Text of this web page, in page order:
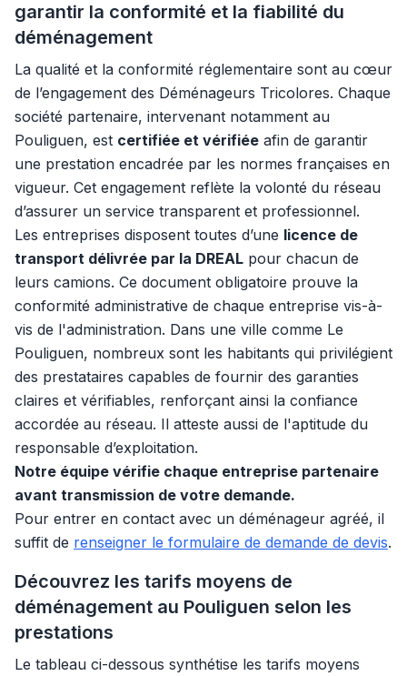
garantir la conformité et la fiabilité du
déménagement
La qualité et la conformité réglementaire sont au cœur
de l’engagement des Déménageurs Tricolores. Chaque
société partenaire, intervenant notamment au
Pouliguen, est certifiée et vérifiée afin de garantir
une prestation encadrée par les normes françaises en
vigueur. Cet engagement reflète la volonté du réseau
d’assurer un service transparent et professionnel.
Les entreprises disposent toutes d’une licence de
transport délivrée par la DREAL pour chacun de
leurs camions. Ce document obligatoire prouve la
conformité administrative de chaque entreprise vis-à-
vis de l'administration. Dans une ville comme Le
Pouliguen, nombreux sont les habitants qui privilégient
des prestataires capables de fournir des garanties
claires et vérifiables, renforçant ainsi la confiance
accordée au réseau. Il atteste aussi de l'aptitude du
responsable d’exploitation.
Notre équipe vérifie chaque entreprise partenaire
avant transmission de votre demande.
Pour entrer en contact avec un déménageur agréé, il
suffit de renseigner le formulaire de demande de devis.
Découvrez les tarifs moyens de
déménagement au Pouliguen selon les
prestations
Le tableau ci-dessous synthétise les tarifs moyens